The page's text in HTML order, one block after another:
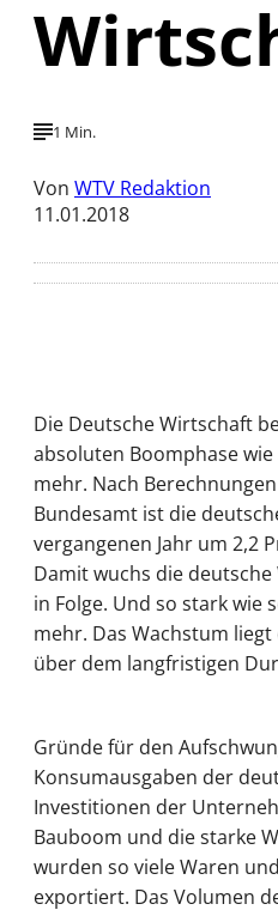
1 Min.
Von WTV Redaktion
11.01.2018
Die Deutsche Wirtschaft
absoluten Boomphase
mehr. Nach
Bundesamt ist die
vergangenen Jahr um 2,2
Damit wuchs die
in Folge. Und so stark wie
mehr. Das Wachstum
über dem langfristigen
Gründe für den
Konsumausgaben der
Investitionen der
Bauboom und die starke
wurden so viele Waren
exportiert. Das Volumen